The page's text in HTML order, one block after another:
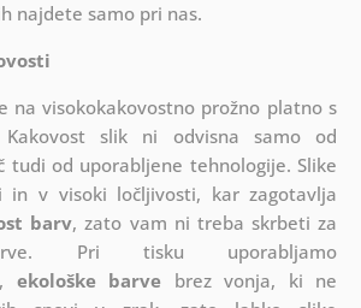
najdete samo pri nas.
na visokokakovostno prožno platno s
slik ni odvisna samo od
tudi od uporabljene tehnologije. Slike
in v visoki ločljivosti, kar zagotavlja
barv, zato vam ni treba skrbeti za
Pri tisku uporabljamo
ekološke barve brez vonja, ki ne